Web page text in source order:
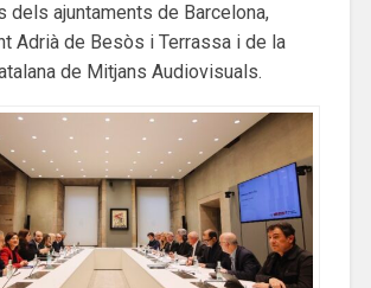
dels ajuntaments de Barcelona,
Adrià de Besòs i Terrassa i de la
de Mitjans Audiovisuals.